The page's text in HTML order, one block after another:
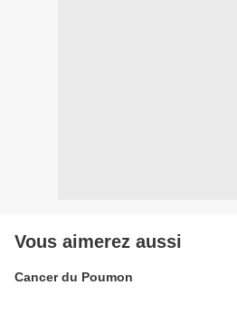
Vous aimerez aussi
Cancer du Poumon